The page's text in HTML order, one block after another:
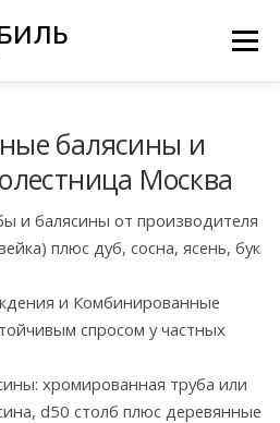
Меню
балясины и
Москва
и балясины от производителя
плюс дуб, сосна, ясень, бук
и Комбинированные
спросом у частных
хромированная труба или
d50 столб плюс деревянные